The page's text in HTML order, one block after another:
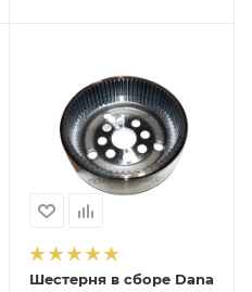
Шестерня в сборе Dana